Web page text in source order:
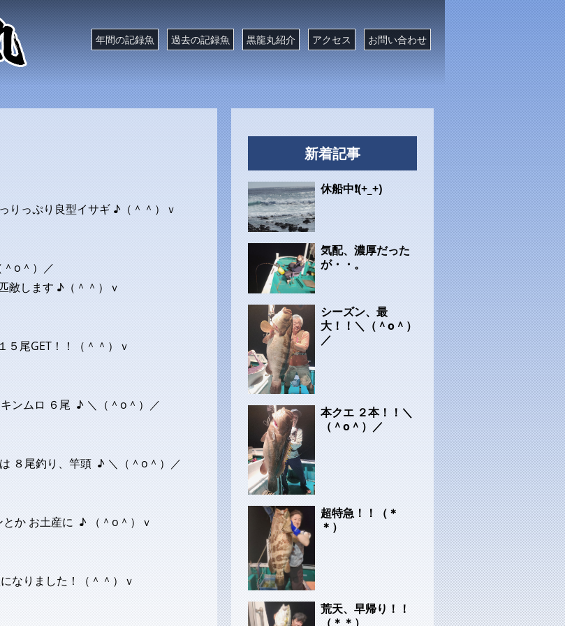
年間の記録魚 過去の記録魚 黒龍丸紹介 アクセス お問い合わせ
っぷり良型イサギ ♪（＾＾）ｖ
o＾）／
敵します ♪（＾＾）ｖ
尾GET！！（＾＾）ｖ
ンムロ ６尾 ♪ ＼（＾o＾）／
尾釣り、竿頭 ♪ ＼（＾o＾）／
か お土産に ♪ （＾o＾）ｖ
なりました！（＾＾）ｖ
新着記事
休船中❗(+_+)
気配、濃厚だった
が・・。
シーズン、最
大！！＼（＾o＾）
／
本クエ ２本！！＼
（＾o＾）／
超特急！！（＊
＊）
荒天、早帰り！！
（＊＊）